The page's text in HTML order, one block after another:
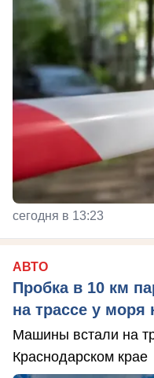
сегодня в 13:23
АВТО
Пробка в 10 км
на трассе у моря
Машины встали на
Краснодарском крае